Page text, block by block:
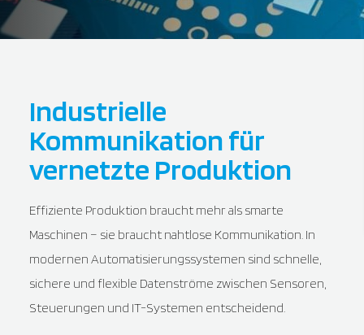
Industrielle
Kommunikation für
vernetzte Produktion
Effiziente Produktion braucht mehr als smarte
Maschinen – sie braucht nahtlose Kommunikation. In
modernen Automatisierungssystemen sind schnelle,
sichere und flexible Datenströme zwischen Sensoren,
Steuerungen und IT-Systemen entscheidend.